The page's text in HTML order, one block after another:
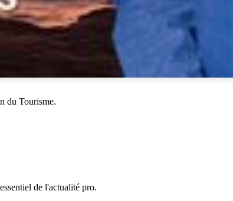
du Tourisme.
de l'actualité pro.